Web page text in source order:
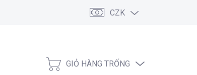
Quy định bảo hành Điều khoản giao dịch
CZK
GIỎ
GIỎ HÀNG TRỐNG